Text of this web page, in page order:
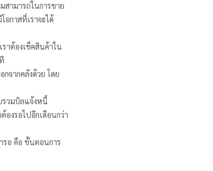
สามารถในการขาย
อกาสที่เราจะได้
าต้องเช็คสินค้าใน
จากคลังด้วย โดย
รวมบิลแจ้งหนี้
องรอไปอีกเดือนกว่า
รอ คือ ขั้นตอนการ